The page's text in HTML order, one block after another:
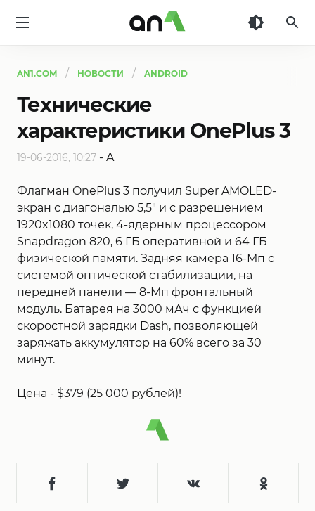
AN1.COM НОВОСТИ ANDROID
Технические
характеристики OnePlus 3
19-06-2016, 10:27 - A
Флагман OnePlus 3 получил Super AMOLED-
экран с диагональю 5,5" и с разрешением
1920x1080 точек, 4-ядерным процессором
Snapdragon 820, 6 ГБ оперативной и 64 ГБ
физической памяти. Задняя камера 16-Мп с
системой оптической стабилизации, на
передней панели — 8-Мп фронтальный
модуль. Батарея на 3000 мАч с функцией
скоростной зарядки Dash, позволяющей
заряжать аккумулятор на 60% всего за 30
минут.
Цена - $379 (25 000 рублей)!